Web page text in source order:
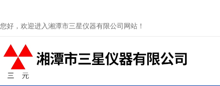
您好，欢迎进入湘潭市三星仪器有限公司网站！